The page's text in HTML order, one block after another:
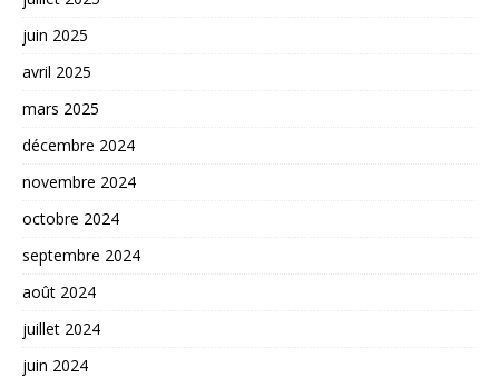
juin 2025
avril 2025
mars 2025
décembre 2024
novembre 2024
octobre 2024
septembre 2024
août 2024
juillet 2024
juin 2024